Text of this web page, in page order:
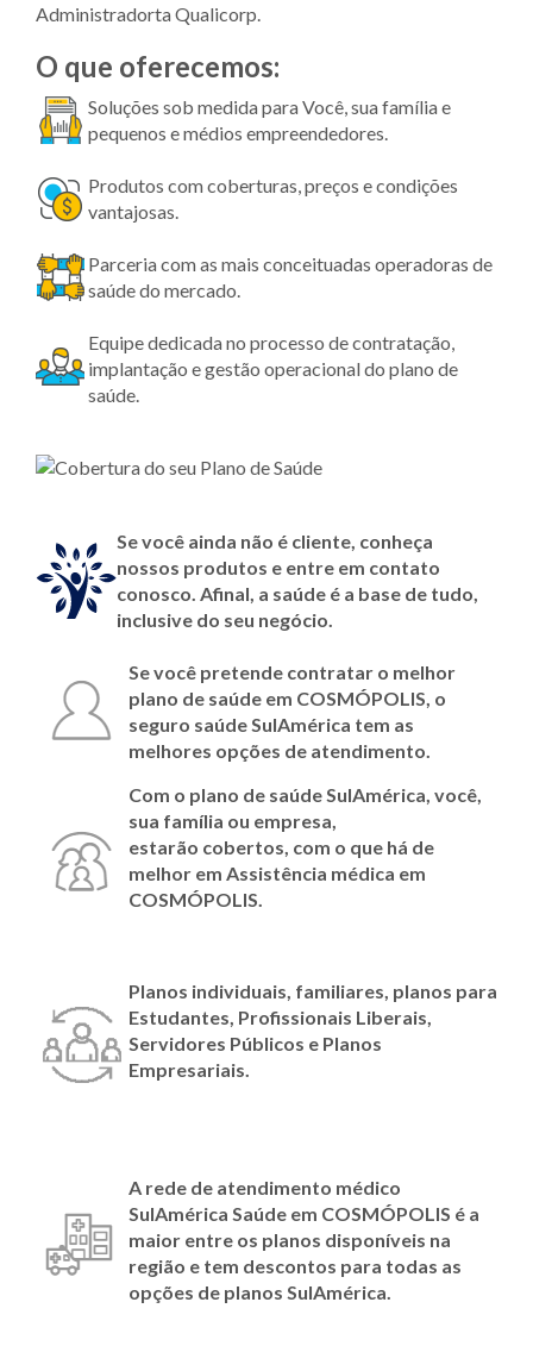
Administradorta Qualicorp.
O que oferecemos:
Soluções sob medida para Você, sua família e
pequenos e médios empreendedores.
Produtos com coberturas, preços e condições
vantajosas.
Parceria com as mais conceituadas operadoras de
saúde do mercado.
Equipe dedicada no processo de contratação,
implantação e gestão operacional do plano de
saúde.
Se você ainda não é cliente, conheça
nossos produtos e entre em contato
conosco. Afinal, a saúde é a base de tudo,
inclusive do seu negócio.
Se você pretende contratar o melhor
plano de saúde em COSMÓPOLIS, o
seguro saúde SulAmérica tem as
melhores opções de atendimento.
Com o plano de saúde SulAmérica, você,
sua família ou empresa,
estarão cobertos, com o que há de
melhor em Assistência médica em
COSMÓPOLIS.
Planos individuais, familiares, planos para
Estudantes, Profissionais Liberais,
Servidores Públicos e Planos
Empresariais.
A rede de atendimento médico
SulAmérica Saúde em COSMÓPOLIS é a
maior entre os planos disponíveis na
região e tem descontos para todas as
opções de planos SulAmérica.